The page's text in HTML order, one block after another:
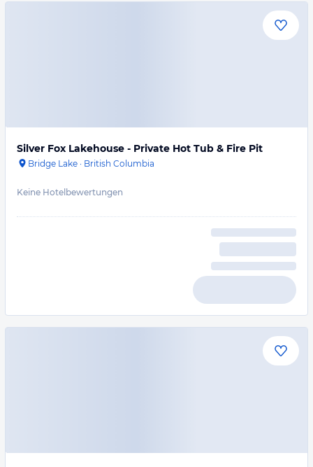
Silver Fox Lakehouse - Private Hot Tub & Fire Pit
Bridge Lake · British Columbia
Keine Hotelbewertungen